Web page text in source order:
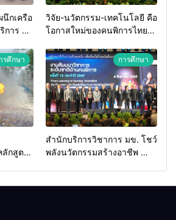
นึกเครือ
าร จัด
สร้าง
ด้วย
วิจัย-นวัตกรรม-เทคโนโลยี คือ
โอกาสใหม่ของคนพิการไทย
ประเทศ
รศึกษา
กสูตร
การศึกษา
สำนักบริการวิชาการ มข. โชว์
พลังนวัตกรรมสร้างอาชีพ นำ